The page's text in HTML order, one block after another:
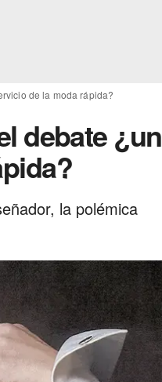
de la moda rápida?
debate ¿un
la polémica